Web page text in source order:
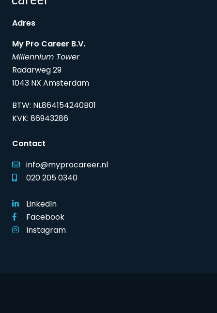
Adres
My Pro Career B.V.
Millennium Tower
Radarweg 29
1043 NX Amsterdam
BTW: NL864154240B01
KVK: 86943286
Contact
info@myprocareer.nl
020 205 0340
LinkedIn
Facebook
Instagram